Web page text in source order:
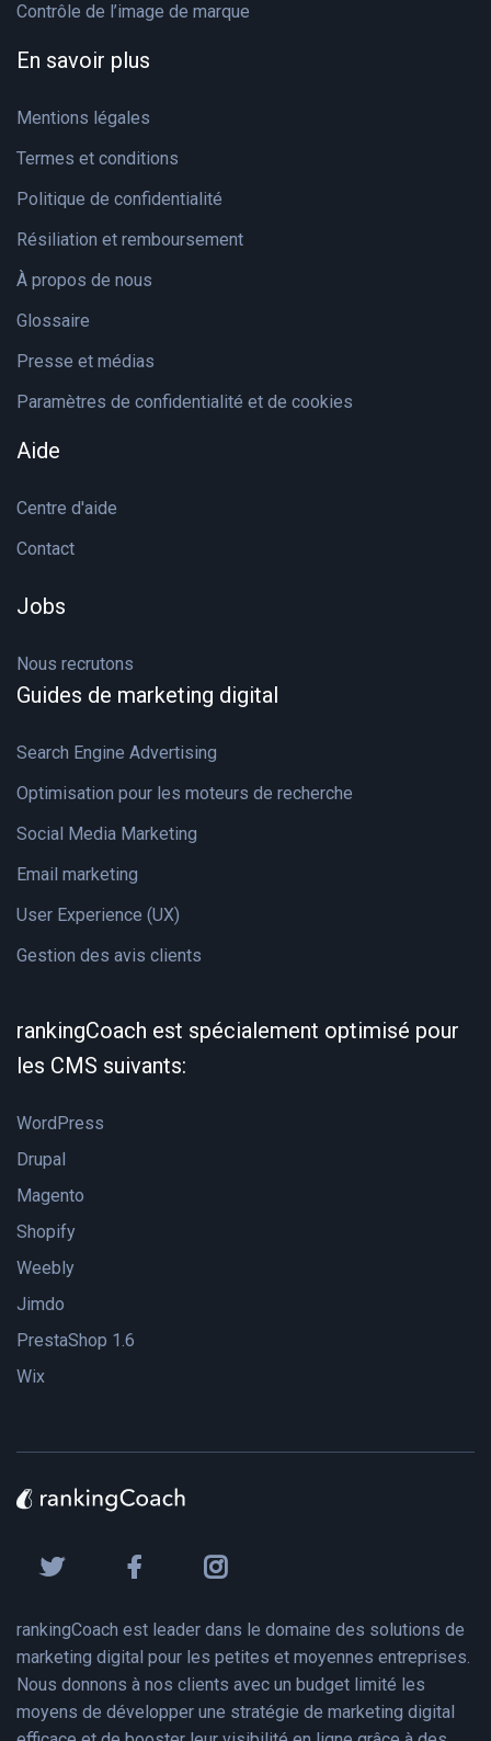
Contrôle de l’image de marque
En savoir plus
Mentions légales
Termes et conditions
Politique de confidentialité
Résiliation et remboursement
À propos de nous
Glossaire
Presse et médias
Paramètres de confidentialité et de cookies
Aide
Centre d'aide
Contact
Jobs
Nous recrutons
Guides de marketing digital
Search Engine Advertising
Optimisation pour les moteurs de recherche
Social Media Marketing
Email marketing
User Experience (UX)
Gestion des avis clients
rankingCoach est spécialement optimisé pour
les CMS suivants:
WordPress
Drupal
Magento
Shopify
Weebly
Jimdo
PrestaShop 1.6
Wix
rankingCoach est leader dans le domaine des solutions de
marketing digital pour les petites et moyennes entreprises.
Nous donnons à nos clients avec un budget limité les
moyens de développer une stratégie de marketing digital